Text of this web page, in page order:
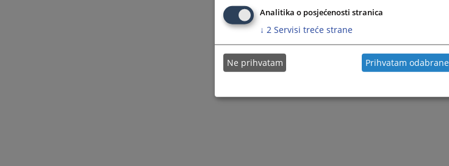
Analitika o posjećenosti stranica
↓ 2 Servisi treće strane
Ne prihvatam Prihvatam odabrane